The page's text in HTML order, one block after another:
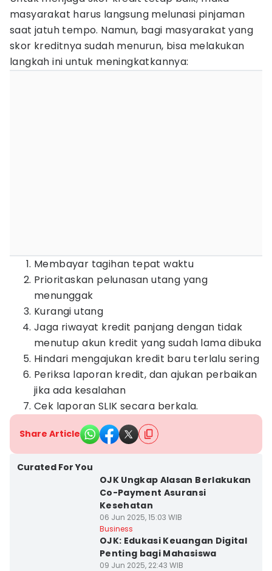
masyarakat harus langsung melunasi pinjaman
saat jatuh tempo. Namun, bagi masyarakat yang
skor kreditnya sudah menurun, bisa melakukan
langkah ini untuk meningkatkannya:
Membayar tagihan tepat waktu
Prioritaskan pelunasan utang yang
menunggak
Kurangi utang
Jaga riwayat kredit panjang dengan tidak
menutup akun kredit yang sudah lama dibuka
Hindari mengajukan kredit baru terlalu sering
Periksa laporan kredit, dan ajukan perbaikan
jika ada kesalahan
Cek laporan SLIK secara berkala.
Share Article
Curated For You
OJK Ungkap Alasan Berlakukan
Co-Payment Asuransi
Kesehatan
06 Jun 2025, 15:03 WIB
Business
OJK: Edukasi Keuangan Digital
Penting bagi Mahasiswa
09 Jun 2025, 22:43 WIB